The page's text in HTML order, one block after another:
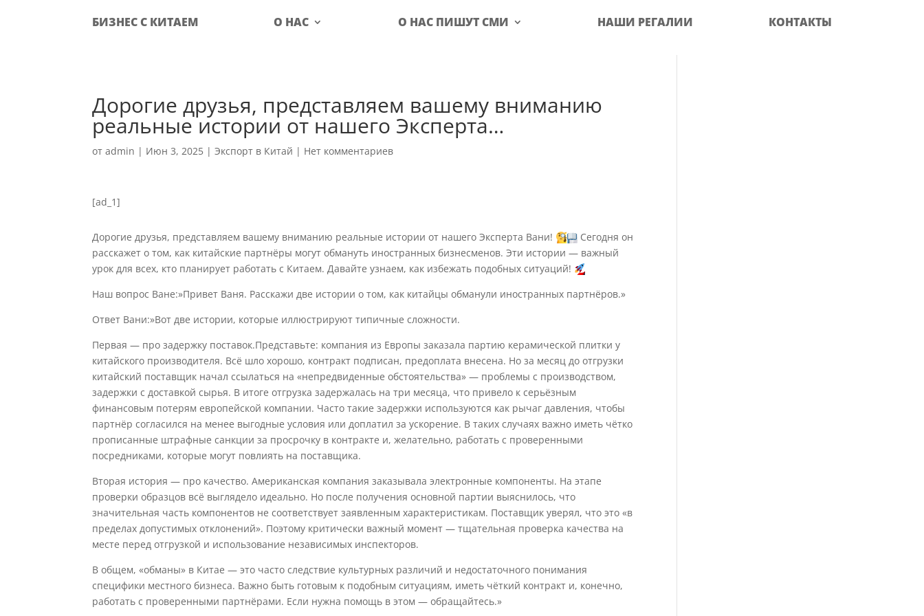
БИЗНЕС С КИТАЕМ О НАС О НАС ПИШУТ СМИ НАШИ РЕГАЛИИ КОНТАКТЫ
Дорогие друзья, представляем вашему вниманию
реальные истории от нашего Эксперта…
отadmin | Июн 3, 2025 |Экспорт в Китай | Нет комментариев
[ad_1]
Дорогие друзья, представляем вашему вниманию реальные истории от нашего Эксперта Вани!
Сегодня он
расскажет о том, как китайские партнёры могут обмануть иностранных бизнесменов. Эти истории — важный
урок для всех, кто планирует работать с Китаем. Давайте узнаем, как избежать подобных ситуаций!
Наш вопрос Ване:»Привет Ваня. Расскажи две истории о том, как китайцы обманули иностранных партнёров.»
Ответ Вани:»Вот две истории, которые иллюстрируют типичные сложности.
Первая — про задержку поставок.Представьте: компания из Европы заказала партию керамической плитки у
китайского производителя. Всё шло хорошо, контракт подписан, предоплата внесена. Но за месяц до отгрузки
китайский поставщик начал ссылаться на «непредвиденные обстоятельства» — проблемы с производством,
задержки с доставкой сырья. В итоге отгрузка задержалась на три месяца, что привело к серьёзным
финансовым потерям европейской компании. Часто такие задержки используются как рычаг давления, чтобы
партнёр согласился на менее выгодные условия или доплатил за ускорение. В таких случаях важно иметь чётко
прописанные штрафные санкции за просрочку в контракте и, желательно, работать с проверенными
посредниками, которые могут повлиять на поставщика.
Вторая история — про качество. Американская компания заказывала электронные компоненты. На этапе
проверки образцов всё выглядело идеально. Но после получения основной партии выяснилось, что
значительная часть компонентов не соответствует заявленным характеристикам. Поставщик уверял, что это «в
пределах допустимых отклонений». Поэтому критически важный момент — тщательная проверка качества на
месте перед отгрузкой и использование независимых инспекторов.
В общем, «обманы» в Китае — это часто следствие культурных различий и недостаточного понимания
специфики местного бизнеса. Важно быть готовым к подобным ситуациям, иметь чёткий контракт и, конечно,
работать с проверенными партнёрами. Если нужна помощь в этом — обращайтесь.»